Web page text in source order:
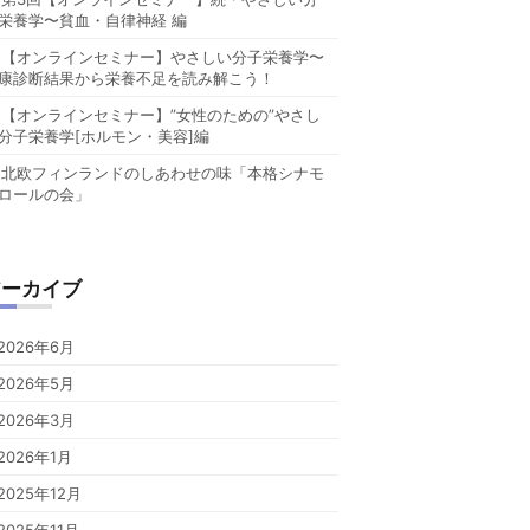
養学〜貧血・自律神経 編
【オンラインセミナー】やさしい分子栄養学〜
診断結果から栄養不足を読み解こう！
【オンラインセミナー】”女性のための”やさし
子栄養学[ホルモン・美容]編
北欧フィンランドのしあわせの味「本格シナモ
ールの会」
カイブ
年6月
年5月
年3月
年1月
年12月